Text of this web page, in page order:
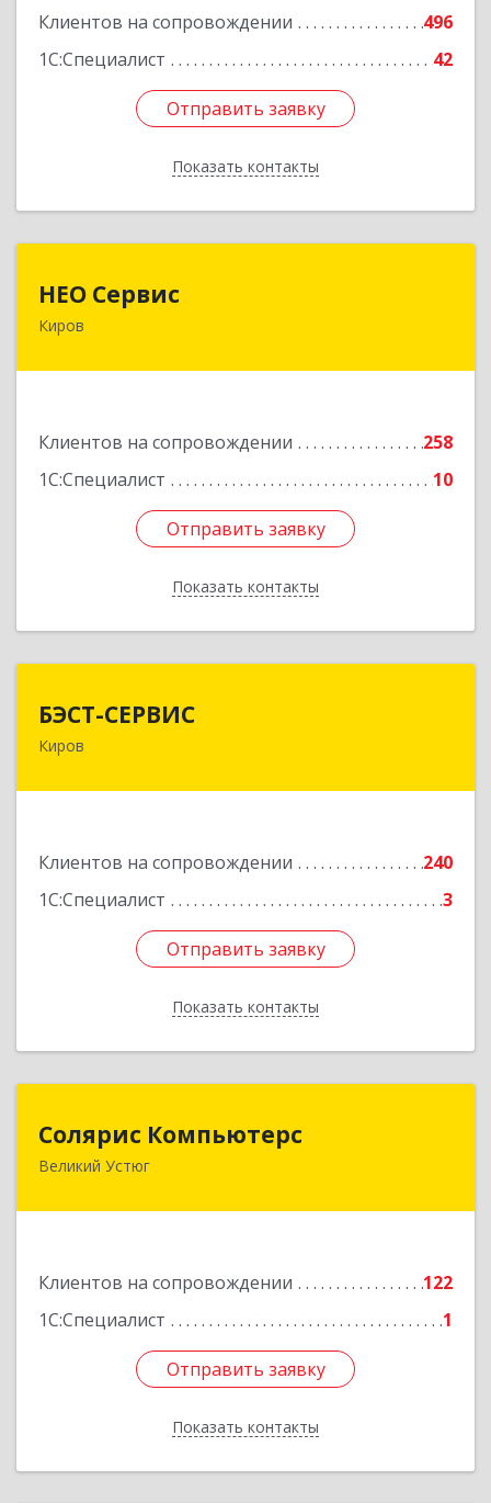
Клиентов на сопровождении
496
1С:Специалист
42
Отправить заявку
Показать контакты
Отправить заявку
Назад
НЕО Сервис
Киров
Клиентов на сопровождении
258
1С:Специалист
10
Отправить заявку
Показать контакты
610045, Кировская обл, Киров г, Ульяновская
Отправить заявку
Назад
БЭСТ-СЕРВИС
Киров
Клиентов на сопровождении
240
1С:Специалист
3
Отправить заявку
Показать контакты
Отправить заявку
Назад
Солярис Компьютерс
Великий Устюг
Клиентов на сопровождении
122
1С:Специалист
1
Отправить заявку
Показать контакты
162390, Вологодская обл, Великий Устюг г,
Отправить заявку
Назад